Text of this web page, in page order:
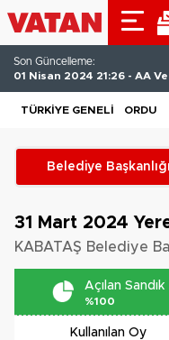
Son Güncelleme:
01 Nisan 2024 21:26 - AA
TÜRKIYE GENELI
Belediye Başkanlığı
31 Mart 2024
KABATAŞ Belediye
Açılan Sandık
%100
Kullanılan Oy